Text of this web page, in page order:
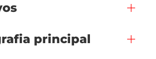
principal